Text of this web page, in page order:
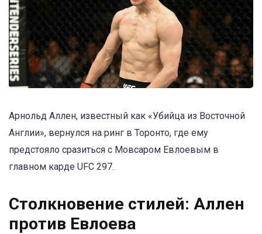
Арнольд Аллен, известный как «Убийца из Восточной
Англии», вернулся на ринг в Торонто, где ему
предстояло сразиться с Мовсаром Евлоевым в
главном карде UFC 297.
Столкновение стилей: Аллен
против Евлоева